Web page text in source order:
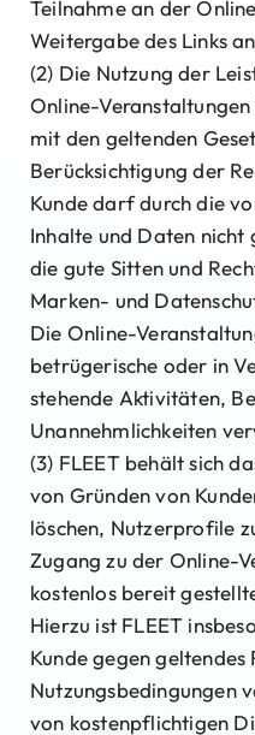
Teilnahme an der
Weitergabe des Links
(2) Die Nutzung der
Online-
mit den geltenden
Berücksichtigung der
Kunde darf durch die
Inhalte und Daten nicht
die gute Sitten und
Marken- und
Die Online-
betrügerische oder in
stehende Aktivitäten,
Unannehmlichkeiten
(3) FLEET behält sich
von Gründen von
löschen, Nutzerprofile
Zugang zu der Online-
kostenlos bereit
Hierzu ist FLEET
Kunde gegen geltendes
Nutzungsbedingungen
von kostenpflichtigen